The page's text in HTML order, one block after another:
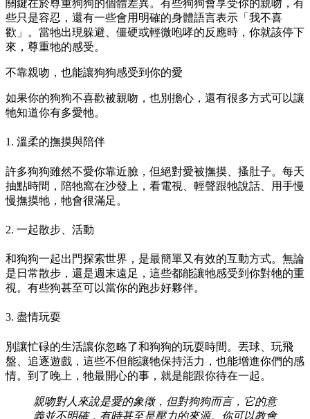
關鍵在於尊重狗狗的個體差異。有些狗狗會享受你的親吻，有
些只是容忍，還有一些會用明確的身體語言表示「我不喜
歡」。當牠出現躲避、僵硬或輕微咆哮的反應時，你就該停下
來，尊重牠的感受。
不靠親吻，也能讓狗狗感受到你的愛
如果你的狗狗不喜歡被親吻，也別擔心，還有很多方式可以讓
牠知道你有多愛牠。
1. 溫柔的撫摸與陪伴
許多狗狗雖然不愛你靠近臉，但絕對愛被撫摸、搔肚子。每天
抽點時間，陪牠窩在沙發上，看電視、輕聲跟牠說話、用手慢
慢撫摸牠，牠會很滿足。
2. 一起散步、活動
和狗狗一起出門探索世界，是最簡單又有效的互動方式。無論
是日常散步，還是週末遠足，這些都能讓牠感受到你對牠的重
視。有些狗甚至可以當你的跑步好夥伴。
3. 盡情玩耍
別讓忙碌的生活讓你忽略了和狗狗的玩耍時間。丟球、玩飛
盤、追逐遊戲，這些不但能讓牠保持活力，也能增進你們的感
情。到了晚上，牠最開心的事，就是能跟你待在一起。
親吻對人來說是愛的象徵，但對狗狗而言，它的意
義並不明確，有時甚至是壓力的來源。你可以教會